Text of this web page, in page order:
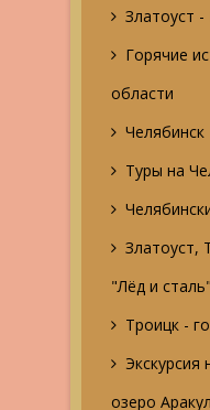
Златоуст
Горячие
области
Челябинск
Туры на
Златоуст,
"Лёд и сталь"
Троицк -
Экскурсия
озеро